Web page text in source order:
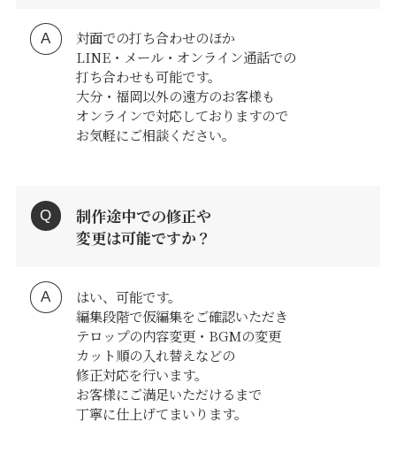
対面での打ち合わせのほか
LINE・メール・オンライン通話での
打ち合わせも可能です。
大分・福岡以外の遠方のお客様も
オンラインで対応しておりますので
お気軽にご相談ください。
制作途中での修正や
変更は可能ですか？
はい、可能です。
編集段階で仮編集をご確認いただき
テロップの内容変更・BGMの変更
カット順の入れ替えなどの
修正対応を行います。
お客様にご満足いただけるまで
丁寧に仕上げてまいります。